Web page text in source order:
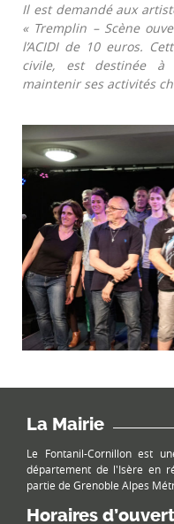
Il est demandé aux
« Tremplin – Scène
l’ACIDI de 10 euros.
civile, est destinée à
maintenir ses activités
La Mairie
Le Fontanil-Cornillon est
département de l'Isère en
partie de Grenoble Alpes
Horaires